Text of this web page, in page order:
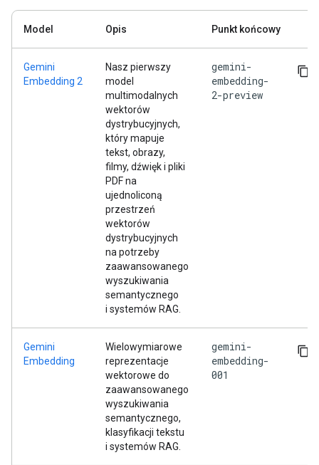
Model Opis Punkt końcowy
Gemini
Embedding 2
Nasz pierwszy
model
multimodalnych
wektorów
dystrybucyjnych,
który mapuje
tekst, obrazy,
filmy, dźwięk i pliki
PDF na
ujednoliconą
przestrzeń
wektorów
dystrybucyjnych
na potrzeby
zaawansowanego
wyszukiwania
semantycznego
i systemów RAG.
gemini-
embedding-
2-preview
Gemini
Embedding
Wielowymiarowe
reprezentacje
wektorowe do
zaawansowanego
wyszukiwania
semantycznego,
klasyfikacji tekstu
i systemów RAG.
gemini-
embedding-
001